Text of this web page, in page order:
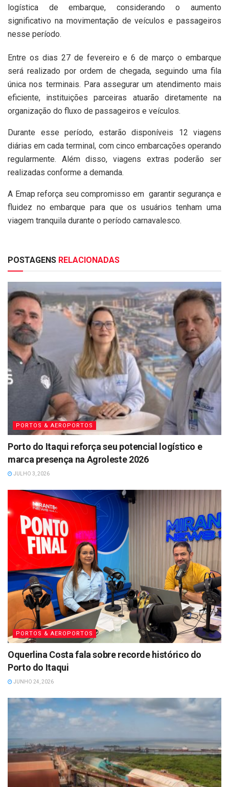
logística de embarque, considerando o aumento
significativo na movimentação de veículos e passageiros
nesse período.
Entre os dias 27 de fevereiro e 6 de março o embarque
será realizado por ordem de chegada, seguindo uma fila
única nos terminais. Para assegurar um atendimento mais
eficiente, instituições parceiras atuarão diretamente na
organização do fluxo de passageiros e veículos.
Durante esse período, estarão disponíveis 12 viagens
diárias em cada terminal, com cinco embarcações operando
regularmente. Além disso, viagens extras poderão ser
realizadas conforme a demanda.
A Emap reforça seu compromisso em garantir segurança e
fluidez no embarque para que os usuários tenham uma
viagem tranquila durante o período carnavalesco.
POSTAGENS RELACIONADAS
PORTOS & AEROPORTOS
Porto do Itaqui reforça seu potencial logístico e
marca presença na Agroleste 2026
JULHO 3, 2026
PORTOS & AEROPORTOS
Oquerlina Costa fala sobre recorde histórico do
Porto do Itaqui
JUNHO 24, 2026